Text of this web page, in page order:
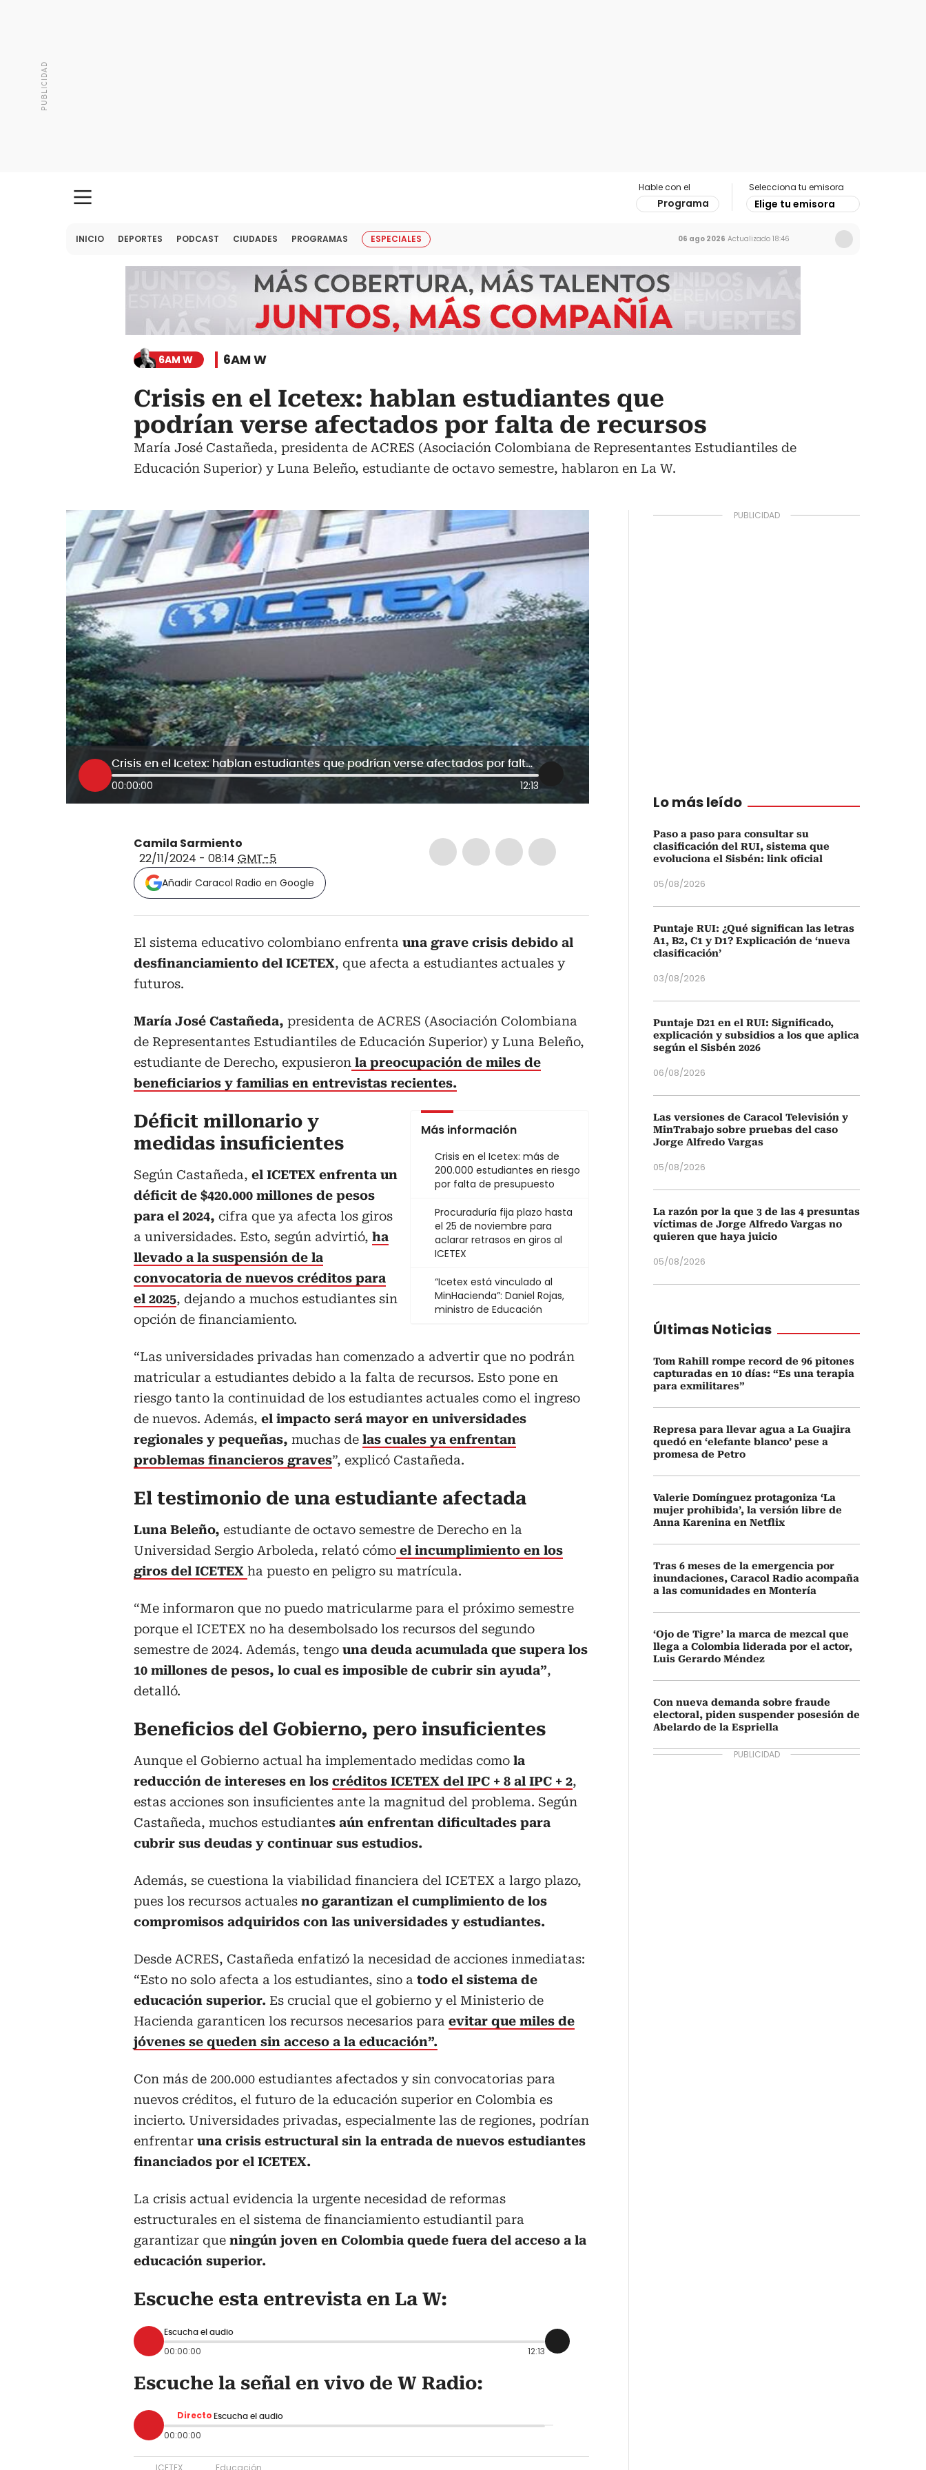
Hable con el
Programa
Selecciona tu emisora
Elige tu emisora
INICIO DEPORTES PODCAST CIUDADES PROGRAMAS ESPECIALES 06 ago 2026 Actualizado 18:46
6AM W 6AM W
Crisis en el Icetex: hablan estudiantes que
podrían verse afectados por falta de recursos
María José Castañeda, presidenta de ACRES (Asociación Colombiana de Representantes Estudiantiles de
Educación Superior) y Luna Beleño, estudiante de octavo semestre, hablaron en La W.
Crisis en el Icetex: hablan estudiantes que podrían verse afectados por falta de recursos
00:00:00 12:13
Camila Sarmiento
22/11/2024 - 08:14 GMT-5
Añadir Caracol Radio en Google
El sistema educativo colombiano enfrenta una grave crisis debido al
desfinanciamiento del ICETEX, que afecta a estudiantes actuales y
futuros.
María José Castañeda, presidenta de ACRES (Asociación Colombiana
de Representantes Estudiantiles de Educación Superior) y Luna Beleño,
estudiante de Derecho, expusieron la preocupación de miles de
beneficiarios y familias en entrevistas recientes.
Más información
Crisis en el Icetex: más de
200.000 estudiantes en riesgo
por falta de presupuesto
Procuraduría fija plazo hasta
el 25 de noviembre para
aclarar retrasos en giros al
ICETEX
“Icetex está vinculado al
MinHacienda”: Daniel Rojas,
ministro de Educación
Déficit millonario y
medidas insuficientes
Según Castañeda, el ICETEX enfrenta un
déficit de $420.000 millones de pesos
para el 2024, cifra que ya afecta los giros
a universidades. Esto, según advirtió, ha
llevado a la suspensión de la
convocatoria de nuevos créditos para
el 2025, dejando a muchos estudiantes sin
opción de financiamiento.
“Las universidades privadas han comenzado a advertir que no podrán
matricular a estudiantes debido a la falta de recursos. Esto pone en
riesgo tanto la continuidad de los estudiantes actuales como el ingreso
de nuevos. Además, el impacto será mayor en universidades
regionales y pequeñas, muchas de las cuales ya enfrentan
problemas financieros graves”, explicó Castañeda.
El testimonio de una estudiante afectada
Luna Beleño, estudiante de octavo semestre de Derecho en la
Universidad Sergio Arboleda, relató cómo el incumplimiento en los
giros del ICETEX ha puesto en peligro su matrícula.
“Me informaron que no puedo matricularme para el próximo semestre
porque el ICETEX no ha desembolsado los recursos del segundo
semestre de 2024. Además, tengo una deuda acumulada que supera los
10 millones de pesos, lo cual es imposible de cubrir sin ayuda”,
detalló.
Beneficios del Gobierno, pero insuficientes
Aunque el Gobierno actual ha implementado medidas como la
reducción de intereses en los créditos ICETEX del IPC + 8 al IPC + 2,
estas acciones son insuficientes ante la magnitud del problema. Según
Castañeda, muchos estudiantes aún enfrentan dificultades para
cubrir sus deudas y continuar sus estudios.
Además, se cuestiona la viabilidad financiera del ICETEX a largo plazo,
pues los recursos actuales no garantizan el cumplimiento de los
compromisos adquiridos con las universidades y estudiantes.
Desde ACRES, Castañeda enfatizó la necesidad de acciones inmediatas:
“Esto no solo afecta a los estudiantes, sino a todo el sistema de
educación superior. Es crucial que el gobierno y el Ministerio de
Hacienda garanticen los recursos necesarios para evitar que miles de
jóvenes se queden sin acceso a la educación”.
Con más de 200.000 estudiantes afectados y sin convocatorias para
nuevos créditos, el futuro de la educación superior en Colombia es
incierto. Universidades privadas, especialmente las de regiones, podrían
enfrentar una crisis estructural sin la entrada de nuevos estudiantes
financiados por el ICETEX.
La crisis actual evidencia la urgente necesidad de reformas
estructurales en el sistema de financiamiento estudiantil para
garantizar que ningún joven en Colombia quede fuera del acceso a la
educación superior.
Escuche esta entrevista en La W:
Escucha el audio
00:00:00 12:13
Escuche la señal en vivo de W Radio:
Directo Escucha el audio
00:00:00
Lo más leído
Paso a paso para consultar su
clasificación del RUI, sistema que
evoluciona el Sisbén: link oficial
05/08/2026
Puntaje RUI: ¿Qué significan las letras
A1, B2, C1 y D1? Explicación de ‘nueva
clasificación’
03/08/2026
Puntaje D21 en el RUI: Significado,
explicación y subsidios a los que aplica
según el Sisbén 2026
06/08/2026
Las versiones de Caracol Televisión y
MinTrabajo sobre pruebas del caso
Jorge Alfredo Vargas
05/08/2026
La razón por la que 3 de las 4 presuntas
víctimas de Jorge Alfredo Vargas no
quieren que haya juicio
05/08/2026
Últimas Noticias
Tom Rahill rompe record de 96 pitones
capturadas en 10 días: “Es una terapia
para exmilitares”
Represa para llevar agua a La Guajira
quedó en ‘elefante blanco’ pese a
promesa de Petro
Valerie Domínguez protagoniza ‘La
mujer prohibida’, la versión libre de
Anna Karenina en Netflix
Tras 6 meses de la emergencia por
inundaciones, Caracol Radio acompaña
a las comunidades en Montería
‘Ojo de Tigre’ la marca de mezcal que
llega a Colombia liderada por el actor,
Luis Gerardo Méndez
Con nueva demanda sobre fraude
electoral, piden suspender posesión de
Abelardo de la Espriella